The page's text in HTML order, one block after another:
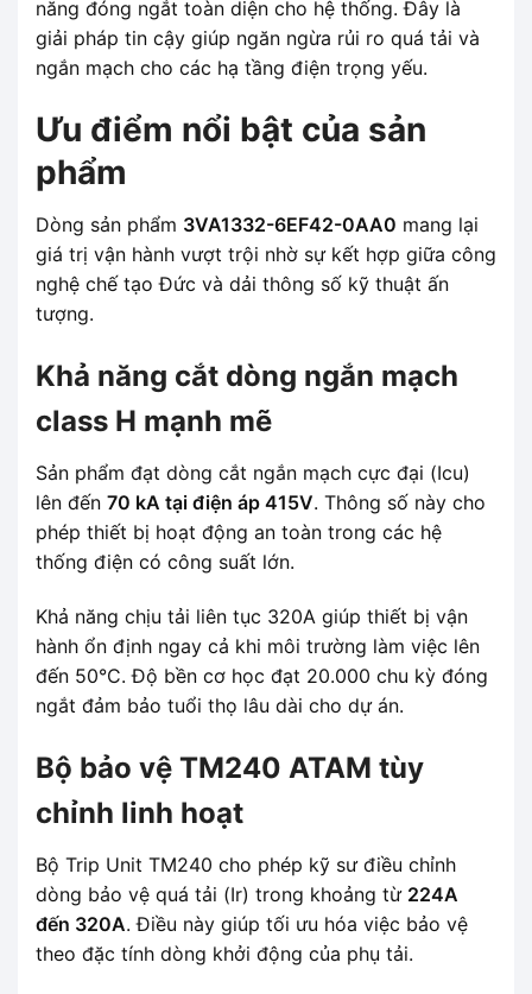
năng đóng ngắt toàn diện cho hệ thống. Đây là
giải pháp tin cậy giúp ngăn ngừa rủi ro quá tải và
ngắn mạch cho các hạ tầng điện trọng yếu.
Ưu điểm nổi bật của sản
phẩm
Dòng sản phẩm 3VA1332-6EF42-0AA0 mang lại
giá trị vận hành vượt trội nhờ sự kết hợp giữa công
nghệ chế tạo Đức và dải thông số kỹ thuật ấn
tượng.
Khả năng cắt dòng ngắn mạch
class H mạnh mẽ
Sản phẩm đạt dòng cắt ngắn mạch cực đại (Icu)
lên đến 70 kA tại điện áp 415V. Thông số này cho
phép thiết bị hoạt động an toàn trong các hệ
thống điện có công suất lớn.
Khả năng chịu tải liên tục 320A giúp thiết bị vận
hành ổn định ngay cả khi môi trường làm việc lên
đến 50°C. Độ bền cơ học đạt 20.000 chu kỳ đóng
ngắt đảm bảo tuổi thọ lâu dài cho dự án.
Bộ bảo vệ TM240 ATAM tùy
chỉnh linh hoạt
Bộ Trip Unit TM240 cho phép kỹ sư điều chỉnh
dòng bảo vệ quá tải (Ir) trong khoảng từ 224A
đến 320A. Điều này giúp tối ưu hóa việc bảo vệ
theo đặc tính dòng khởi động của phụ tải.